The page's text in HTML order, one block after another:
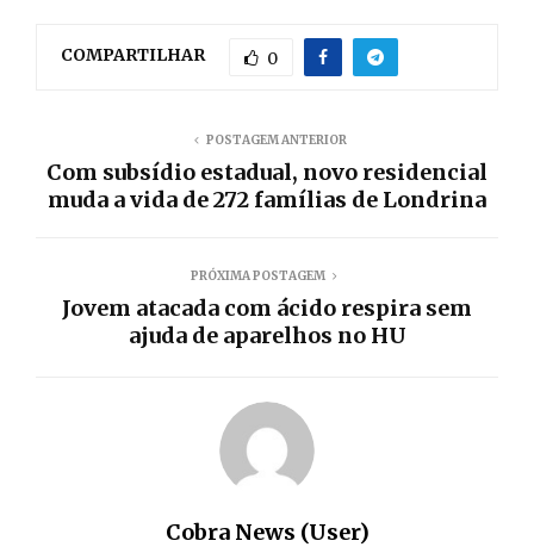
COMPARTILHAR 0
POSTAGEM ANTERIOR
Com subsídio estadual, novo residencial
muda a vida de 272 famílias de Londrina
PRÓXIMA POSTAGEM
Jovem atacada com ácido respira sem
ajuda de aparelhos no HU
Cobra News (User)